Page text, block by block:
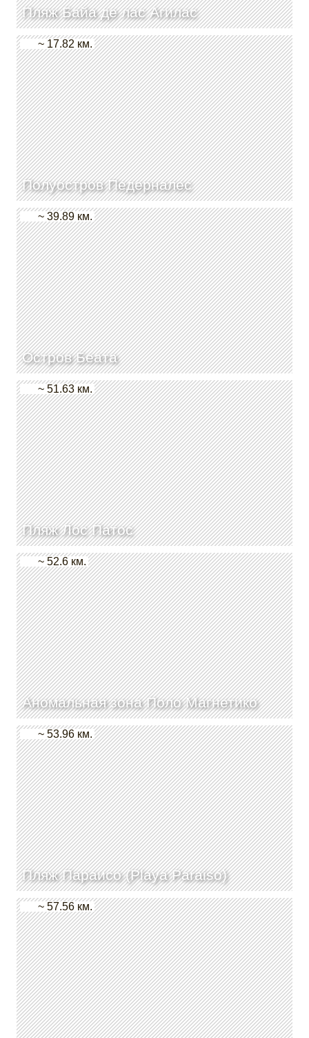
Пляж Байа де лас Агилас
Полуостров Педерналес
~ 17.82 км.
Остров Беата
~ 39.89 км.
Пляж Лос Патос
~ 51.63 км.
Аномальная зона Поло Магнетико
~ 52.6 км.
Пляж Параисо (Playa Paraiso)
~ 53.96 км.
~ 57.56 км.